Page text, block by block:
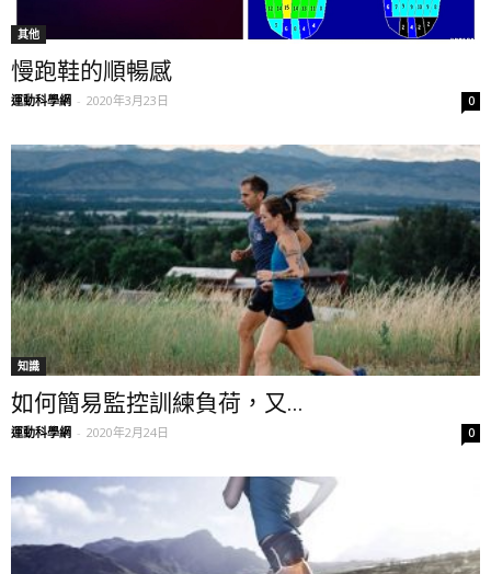
其他
慢跑鞋的順暢感
運動科學網 - 2020年3月23日 0
知識
如何簡易監控訓練負荷，又...
運動科學網 - 2020年2月24日 0